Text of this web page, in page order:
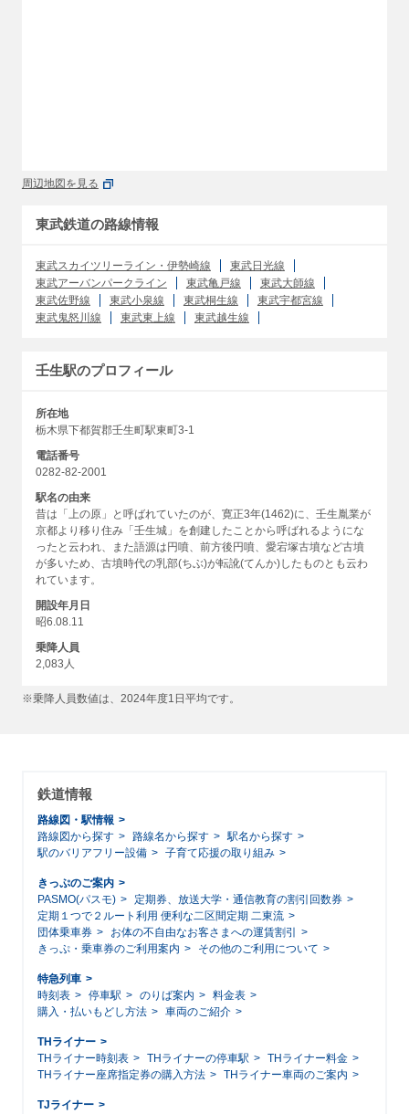
周辺地図を見る
東武鉄道の路線情報
東武スカイツリーライン・伊勢崎線
東武日光線
東武アーバンパークライン
東武亀戸線
東武大師線
東武佐野線
東武小泉線 東武桐生線
東武宇都宮線
東武鬼怒川線
東武東上線 東武越生線
壬生駅のプロフィール
所在地
栃木県下都賀郡壬生町駅東町3-1
電話番号
0282-82-2001
駅名の由来
昔は「上の原」と呼ばれていたのが、寛正3年(1462)に、壬生胤業が
京都より移り住み「壬生城」を創建したことから呼ばれるようにな
ったと云われ、また語源は円噴、前方後円噴、愛宕塚古墳など古墳
が多いため、古墳時代の乳部(ちぶ)が転訛(てんか)したものとも云わ
れています。
開設年月日
昭6.08.11
乗降人員
2,083人
※乗降人員数値は、2024年度1日平均です。
鉄道情報
路線図・駅情報
路線図から探す
路線名から探す
駅名から探す
駅のバリアフリー設備
子育て応援の取り組み
きっぷのご案内
PASMO(パスモ)
定期券、放送大学・通信教育の割引回数券
定期１つで２ルート利用 便利な二区間定期 二東流
団体乗車券
お体の不自由なお客さまへの運賃割引
きっぷ・乗車券のご利用案内
その他のご利用について
特急列車
時刻表
停車駅 のりば案内
料金表
購入・払いもどし方法
車両のご紹介
THライナー
THライナー時刻表
THライナーの停車駅
THライナー料金
THライナー座席指定券の購入方法
THライナー車両のご案内
TJライナー